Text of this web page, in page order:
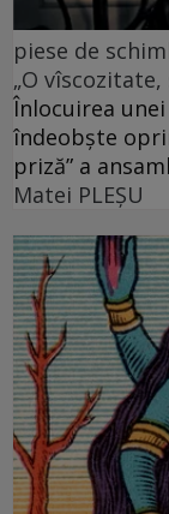
piese de
„O
Înlocuirea
îndeobște
priză” a
Matei PLEŞU